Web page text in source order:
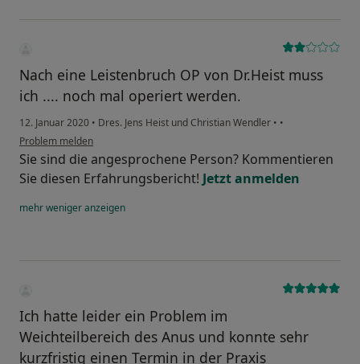
Nach eine Leistenbruch OP von Dr.Heist muss
ich .... noch mal operiert werden.
12. Januar 2020 • Dres. Jens Heist und Christian Wendler • •
Problem melden
Sie sind die angesprochene Person? Kommentieren
Sie diesen Erfahrungsbericht! Jetzt anmelden
mehrwenigeranzeigen
Ich hatte leider ein Problem im
Weichteilbereich des Anus und konnte sehr
kurzfristig einen Termin in der Praxis